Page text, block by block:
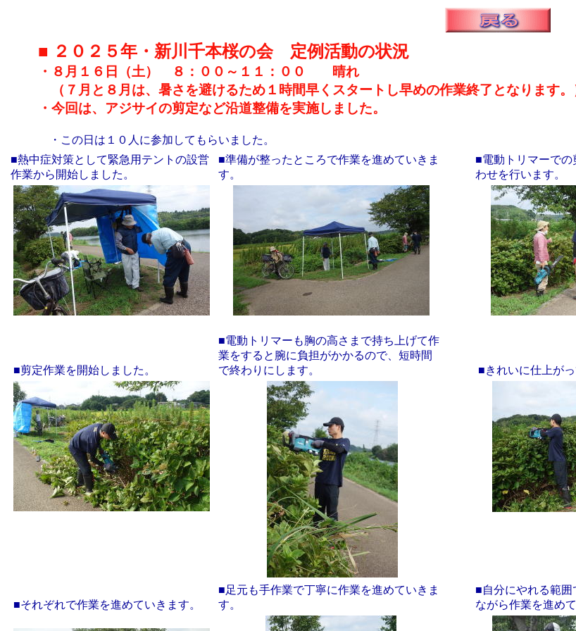
■ ２０２５年・新川千本桜の会 定例活動の状況
・８月１６日（土） ８：００～１１：００ 晴れ
（７月と８月は、暑さを避けるため１時間早くスタートし早めの作業終了となります。
・今回は、アジサイの剪定など沿道整備を実施しました。
・この日は１０人に参加してもらいました。
■熱中症対策として緊急用テントの設営
作業から開始しました。
■準備が整ったところで作業を進めていきま
す。
■電動トリマーで
わせを行います。
■剪定作業を開始しました。
■電動トリマーも胸の高さまで持ち上げて作
業をすると腕に負担がかかるので、短時間
で終わりにします。
■きれいに仕上がっ
■それぞれで作業を進めていきます。
■足元も手作業で丁寧に作業を進めていきま
す。
■自分にやれる範
ながら作業を進め